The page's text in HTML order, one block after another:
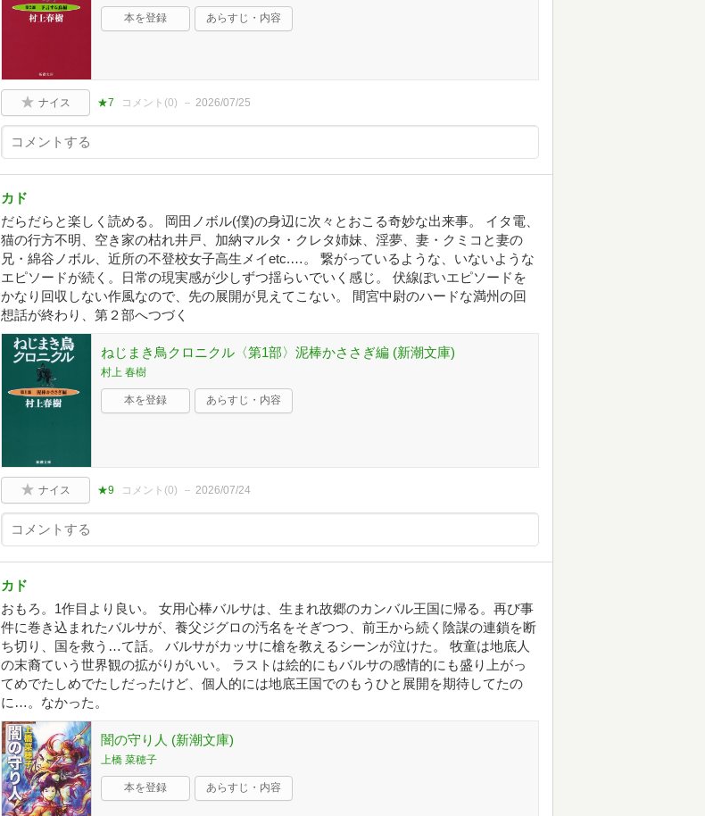
本を登録 あらすじ・内容
ナイス ★7 コメント(0) 2026/07/25
カド
だらだらと楽しく読める。 岡田ノボル(僕)の身辺に次々とおこる奇妙な出来事。 イタ電、
猫の行方不明、空き家の枯れ井戸、加納マルタ・クレタ姉妹、淫夢、妻・クミコと妻の
兄・綿谷ノボル、近所の不登校女子高生メイetc.…。 繋がっているような、いないような
エピソードが続く。日常の現実感が少しずつ揺らいでいく感じ。 伏線ぽいエピソードを
かなり回収しない作風なので、先の展開が見えてこない。 間宮中尉のハードな満州の回
想話が終わり、第２部へつづく
ねじまき鳥クロニクル〈第1部〉泥棒かささぎ編 (新潮文庫)
村上 春樹
本を登録 あらすじ・内容
ナイス ★9 コメント(0) 2026/07/24
カド
おもろ。1作目より良い。 女用心棒バルサは、生まれ故郷のカンバル王国に帰る。再び事
件に巻き込まれたバルサが、養父ジグロの汚名をそぎつつ、前王から続く陰謀の連鎖を断
ち切り、国を救う…て話。 バルサがカッサに槍を教えるシーンが泣けた。 牧童は地底人
の末裔ていう世界観の拡がりがいい。 ラストは絵的にもバルサの感情的にも盛り上がっ
てめでたしめでたしだったけど、個人的には地底王国でのもうひと展開を期待してたの
に…。なかった。
闇の守り人 (新潮文庫)
上橋 菜穂子
本を登録 あらすじ・内容